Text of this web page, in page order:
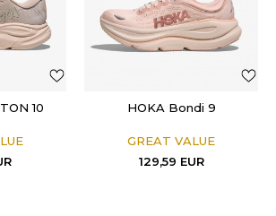
10 HOKA Bondi 9
GREAT VALUE
129,59 EUR